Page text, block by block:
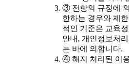
③ 전항의 규정에
한하는 경우와 제
적인 기준은 교육
안내, 개인정보처
는 바에 의합니다.
④ 해지 처리된 이